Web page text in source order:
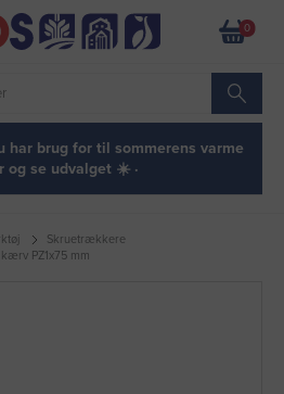
0
har brug for til sommerens varme
og se udvalget ☀️ ·
Skruetrækkere
PZ1x75 mm